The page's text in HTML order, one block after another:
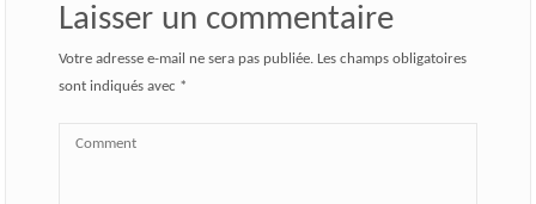
Laisser un commentaire
Votre adresse e-mail ne sera pas publiée. Les champs obligatoires
sont indiqués avec *